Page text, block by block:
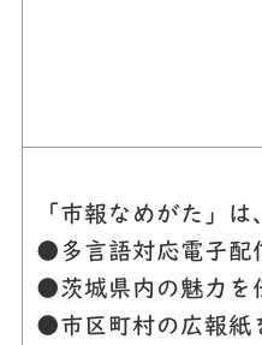
「市報なめがた」
●多言語対応電子配
●茨城県内の魅力を
●市区町村の広報紙